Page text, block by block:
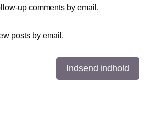
up comments by email.
posts by email.
Indsend indhold